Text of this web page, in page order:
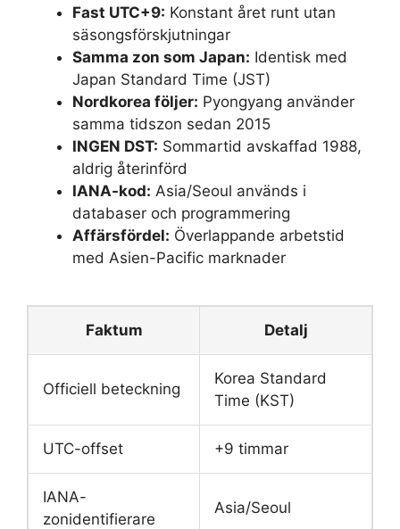
Fast UTC+9: Konstant året runt utan
säsongsförskjutningar
Samma zon som Japan: Identisk med
Japan Standard Time (JST)
Nordkorea följer: Pyongyang använder
samma tidszon sedan 2015
INGEN DST: Sommartid avskaffad 1988,
aldrig återinförd
IANA-kod: Asia/Seoul används i
databaser och programmering
Affärsfördel: Överlappande arbetstid
med Asien-Pacific marknader
Faktum Detalj
Officiell beteckning
Korea Standard
Time (KST)
UTC-offset +9 timmar
IANA-
zonidentifierare
Asia/Seoul